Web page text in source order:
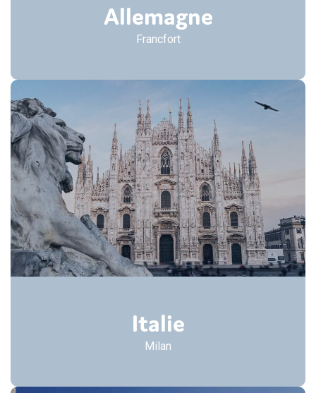
Allemagne
Francfort
Italie
Milan